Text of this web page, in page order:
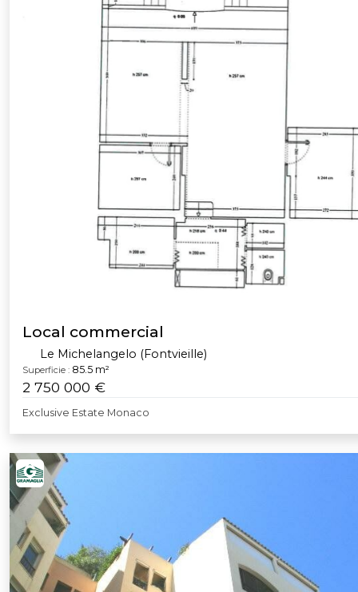
Local commercial
Le Michelangelo (Fontvieille)
Superficie : 85.5 m²
2 750 000 €
Exclusive Estate Monaco